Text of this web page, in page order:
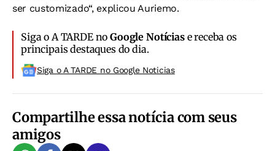
ser customizado“, explicou Auriemo.
Siga o A TARDE noGoogle Notíciase receba os
principais destaques do dia.
Siga o A TARDE no Google Noticias
Compartilhe essa notícia com seus
amigos